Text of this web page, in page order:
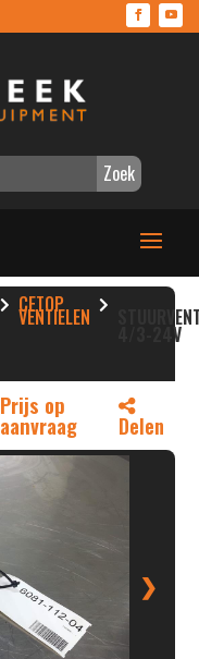
Zoek
CETOP
VENTIELEN
4/3-24V
Prijs op
aanvraag Delen
❯